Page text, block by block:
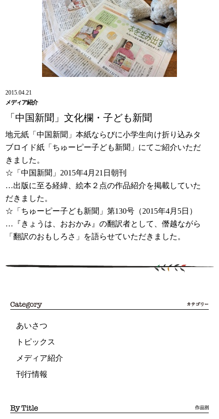
2015.04.21
メディア紹介
「中国新聞」文化欄・子ども新聞
地元紙「中国新聞」本紙ならびに小学生向け折り込みタ
ブロイド紙「ちゅーピー子ども新聞」にてご紹介いただ
きました。
☆「中国新聞」2015年4月21日朝刊
…出版に至る経緯、絵本２点の作品紹介を掲載していた
だきました。
☆「ちゅーピー子ども新聞」第130号（2015年4月5日）
…『きょうは、おおかみ』の翻訳者として、僭越ながら
「翻訳のおもしろさ」を語らせていただきました。
あいさつ
トピックス
メディア紹介
刊行情報